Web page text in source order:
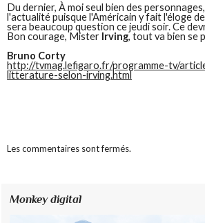
Du dernier, À moi seul bien des
l'actualité puisque l'Américain y fait l'éloge
sera beaucoup question ce jeudi soir. Ce
Bon courage, Mister Irving, tout va bien se
Bruno Corty
http://tvmag.lefigaro.fr/programme-tv/
litterature-selon-irving.html
Les commentaires sont fermés.
Monkey digital